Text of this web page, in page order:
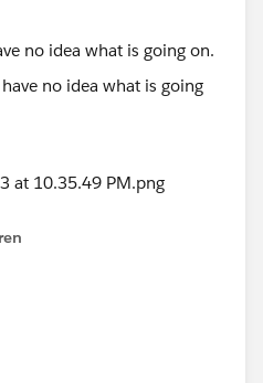
no idea what is going on.